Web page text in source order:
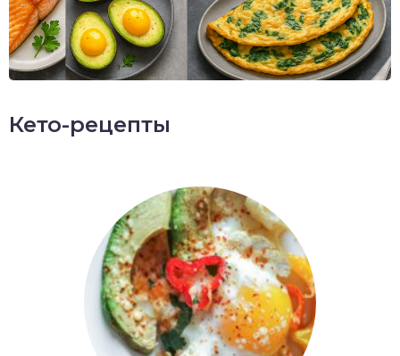
Кето-рецепты